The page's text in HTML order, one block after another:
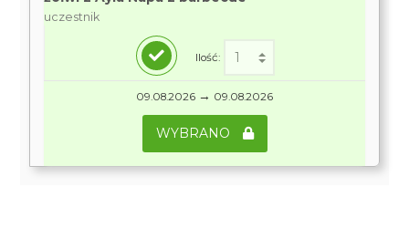
uczestnik
Ilość:
09.08.2026 → 09.08.2026
WYBRANO